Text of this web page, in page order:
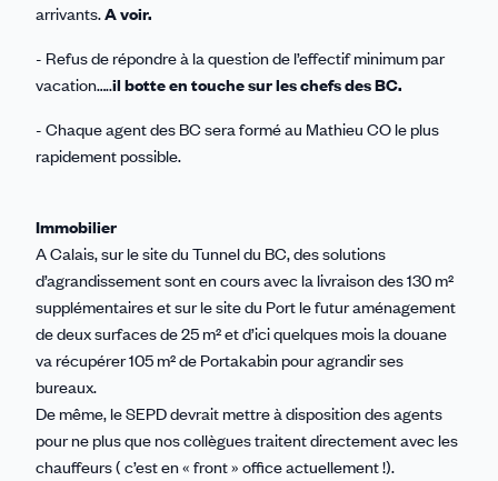
arrivants.A voir.
- Refus de répondre à la question de l’effectif minimum par
vacation…..il botte en touche sur les chefs des BC.
- Chaque agent des BC sera formé au Mathieu CO le plus
rapidement possible.
Immobilier
A Calais, sur le site du Tunnel du BC, des solutions
d’agrandissement sont en cours avec la livraison des 130 m²
supplémentaires et sur le site du Port le futur aménagement
de deux surfaces de 25 m² et d’ici quelques mois la douane
va récupérer 105 m² de Portakabin pour agrandir ses
bureaux.
De même, le SEPD devrait mettre à disposition des agents
pour ne plus que nos collègues traitent directement avec les
chauffeurs ( c’est en « front » office actuellement !).